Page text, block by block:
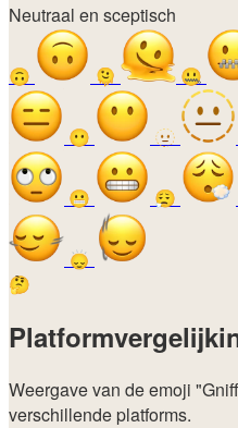
Neutraal en sceptisch
🙃 🫠 🤐
😶 🫥
😬 😮‍💨
🙂‍↕️
🤔
Weergave van de emoji
verschillende platforms.